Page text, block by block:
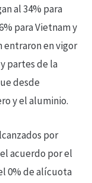
al 34% para
para Vietnam y
entraron en vigor
partes de la
desde
y el aluminio.
por
acuerdo por el
0% de alícuota